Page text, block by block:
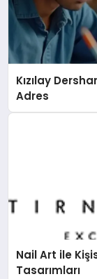
Kızılay
Adres
Nail Art ile
Tasarımları